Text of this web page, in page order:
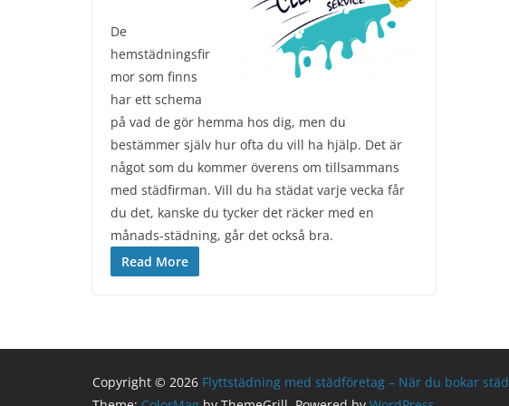
De
hemstädningsfir
mor som finns
har ett schema
på vad de gör hemma hos dig, men du
bestämmer själv hur ofta du vill ha hjälp. Det är
något som du kommer överens om tillsammans
med städfirman. Vill du ha städat varje vecka får
du det, kanske du tycker det räcker med en
månads-städning, går det också bra.
Read More
Copyright © 2026 Flyttstädning med städföretag – När du bokar städ